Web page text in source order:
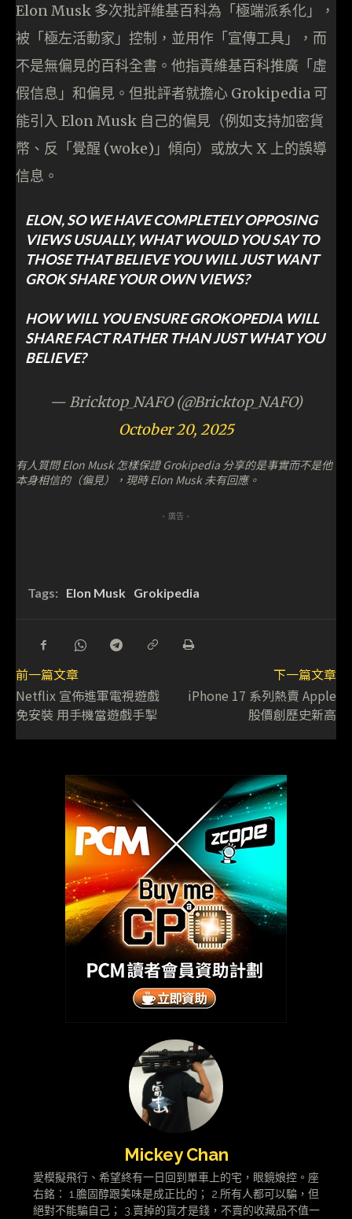
Elon Musk 多次批評維基百科為「極端派系化」，
被「極左活動家」控制，並用作「宣傳工具」，而
不是無偏見的百科全書。他指責維基百科推廣「虛
假信息」和偏見。但批評者就擔心 Grokipedia 可
能引入 Elon Musk 自己的偏見（例如支持加密貨
幣、反「覺醒 (woke)」傾向）或放大 X 上的誤導
信息。
ELON, SO WE HAVE COMPLETELY OPPOSING
VIEWS USUALLY, WHAT WOULD YOU SAY TO
THOSE THAT BELIEVE YOU WILL JUST WANT
GROK SHARE YOUR OWN VIEWS?
HOW WILL YOU ENSURE GROKOPEDIA WILL
SHARE FACT RATHER THAN JUST WHAT YOU
BELIEVE?
— Bricktop_NAFO (@Bricktop_NAFO)
October 20, 2025
有人質問 Elon Musk 怎樣保證 Grokipedia 分享的是事實而不是他
本身相信的（偏見），現時 Elon Musk 未有回應。
- 廣告 -
Tags: Elon Musk Grokipedia
前一篇文章
Netflix 宣佈進軍電視遊戲
免安裝 用手機當遊戲手掣
下一篇文章
iPhone 17 系列熱賣 Apple
股價創歷史新高
Mickey Chan
愛模擬飛行、希望終有一日回到單車上的宅，眼鏡娘控。座
右銘： 1.膽固醇跟美味是成正比的； 2.所有人都可以騙，但
絕對不能騙自己； 3.賣掉的貨才是錢，不賣的收藏品不值一